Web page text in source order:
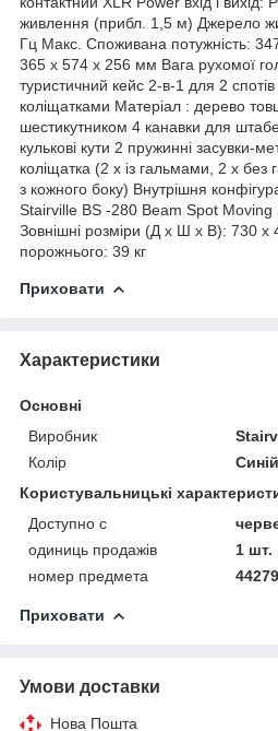
живлення (прибл. 1,5 м) Джерело
Гц Макс. Споживана потужність:
365 x 574 x 256 мм Вага рухомої
туристичний кейс 2-в-1 для 2
коліщатками Матеріал : дерево
шестикутником 4 канавки для
кулькові кути 2 пружинні засувки-
коліщатка (2 х із гальмами, 2 х без
з кожного боку) Внутрішня
Stairville BS -280 Beam Spot Moving
Зовнішні розміри (Д x Ш x В): 730 x
порожнього: 39 кг
Приховати
Характеристики
Основні
Виробник
Колір
Синій
Користувальницькі
Доступно с
одиниць продажів
1 шт.
номер предмета
Приховати
Умови доставки
Нова Пошта